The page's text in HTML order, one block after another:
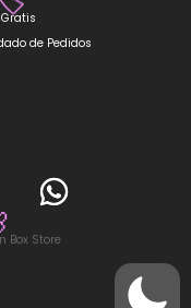
de Pedidos
Box Store